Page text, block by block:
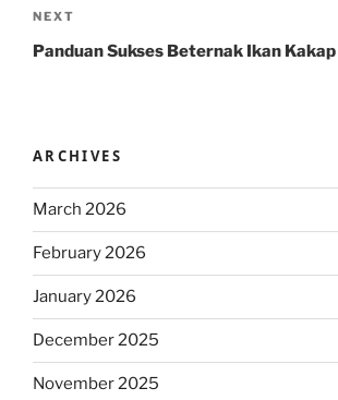
Next
Post
NEXT
Panduan Sukses Beternak Ikan
ARCHIVES
March 2026
February 2026
January 2026
December 2025
November 2025